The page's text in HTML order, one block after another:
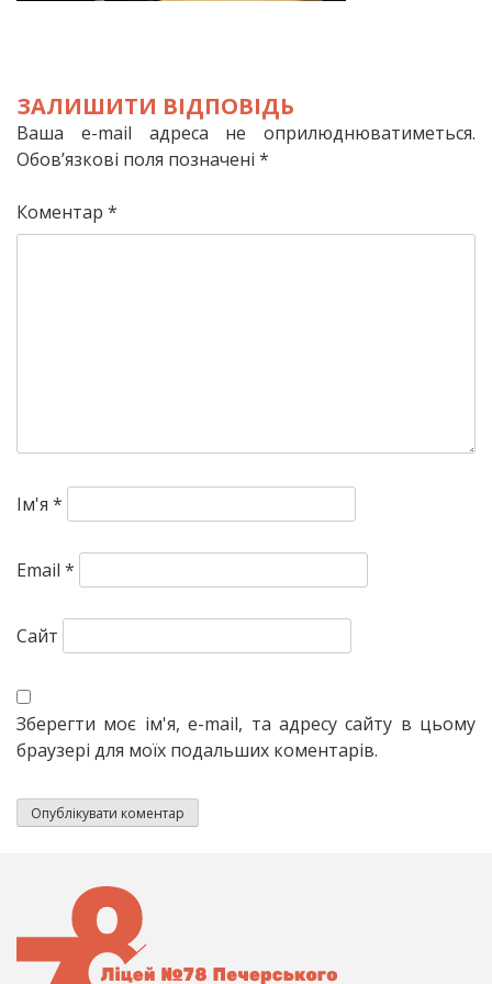
ЗАЛИШИТИ ВІДПОВІДЬ
Ваша e-mail адреса не оприлюднюватиметься.
Обов’язкові поля позначені *
Коментар *
Ім'я *
Email *
Сайт
Зберегти моє ім'я, e-mail, та адресу сайту в цьому
браузері для моїх подальших коментарів.